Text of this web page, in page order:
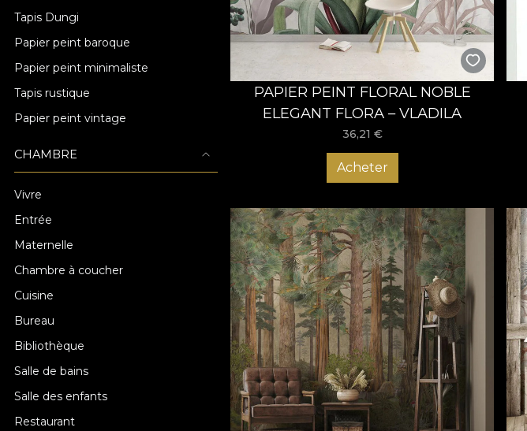
Tapis Dungi
Papier peint baroque
Papier peint minimaliste
Tapis rustique
Papier peint vintage
CHAMBRE
Vivre
Entrée
Maternelle
Chambre à coucher
Cuisine
Bureau
Bibliothèque
Salle de bains
Salle des enfants
Restaurant
PAPIER PEINT FLORAL NOBLE
ELEGANT FLORA – VLADILA
36,21 €
Acheter